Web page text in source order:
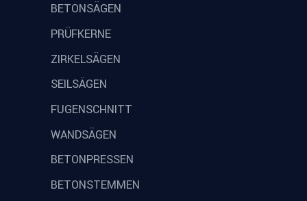
BETONSÄGEN
PRÜFKERNE
ZIRKELSÄGEN
SEILSÄGEN
FUGENSCHNITT
WANDSÄGEN
BETONPRESSEN
BETONSTEMMEN